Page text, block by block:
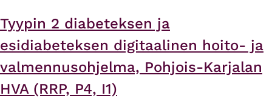
Tyypin 2 diabeteksen ja
esidiabeteksen digitaalinen hoito- ja
valmennusohjelma, Pohjois-Karjalan
HVA (RRP, P4, I1)